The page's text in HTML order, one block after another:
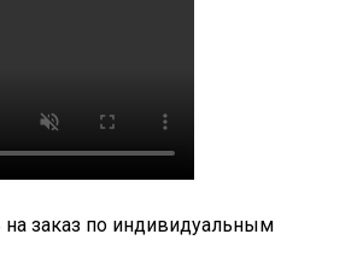
на заказ по индивидуальным